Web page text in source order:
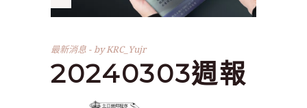
最新消息 byKRC_Yujr
20240303週報